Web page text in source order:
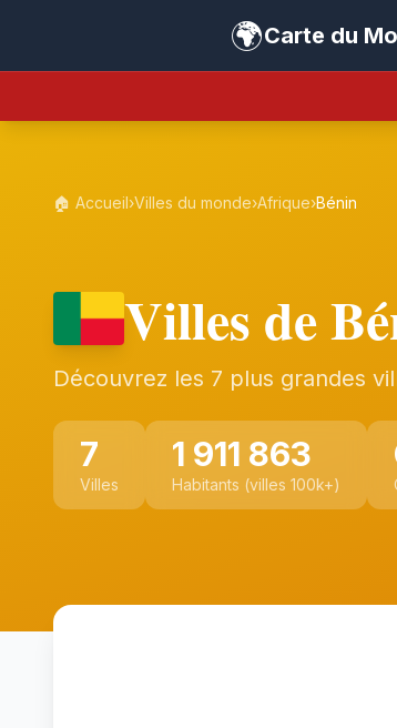
🌍Carte du
🏠 Accueil›Villes du monde›Afrique›Bénin
Villes de
Découvrez les 7 plus grandes
7
Villes
1 911 863
Habitants (villes 100k+)